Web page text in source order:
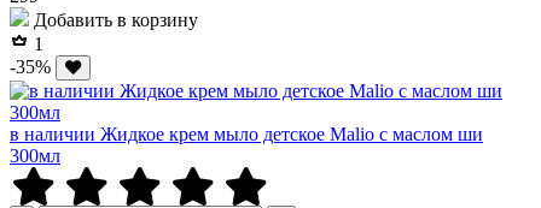
Добавить в корзину
1
-35%
в наличии Жидкое крем мыло детское Malio с маслом ши
300мл